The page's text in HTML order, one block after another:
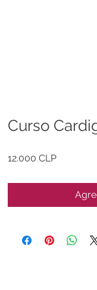
Curso
12.000 CLPPrecio